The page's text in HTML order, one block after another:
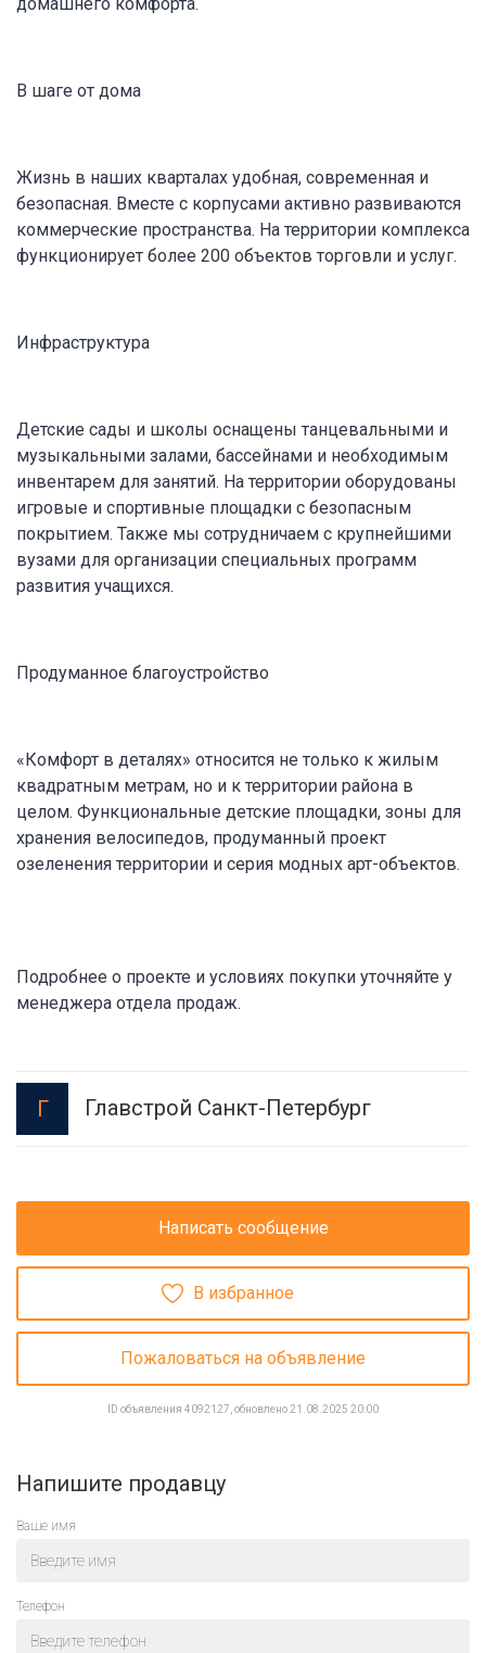
В шаге от дома
Жизнь в наших кварталах удобная, современная и
безопасная. Вместе с корпусами активно развиваются
коммерческие пространства. На территории комплекса
функционирует более 200 объектов торговли и услуг.
Инфраструктура
Детские сады и школы оснащены танцевальными и
музыкальными залами, бассейнами и необходимым
инвентарем для занятий. На территории оборудованы
игровые и спортивные площадки с безопасным
покрытием. Также мы сотрудничаем с крупнейшими
вузами для организации специальных программ
развития учащихся.
Продуманное благоустройство
«Комфорт в деталях» относится не только к жилым
квадратным метрам, но и к территории района в
целом. Функциональные детские площадки, зоны для
хранения велосипедов, продуманный проект
озеленения территории и серия модных арт-объектов.
Подробнее о проекте и условиях покупки уточняйте у
менеджера отдела продаж.
Г Главстрой Санкт-Петербург
Написать сообщение
В избранное
Пожаловаться на объявление
ID объявления 4092127, обновлено 21.08.2025 20:00
Напишите продавцу
Ваше имя
Телефон